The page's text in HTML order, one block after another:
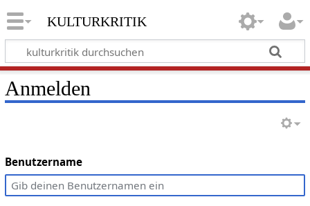
kulturkritik
Anmelden
Benutzername